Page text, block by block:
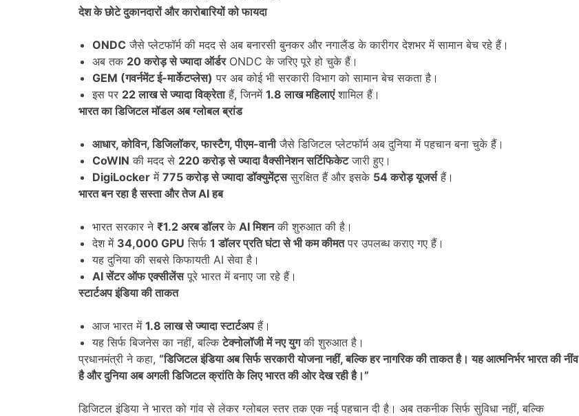
देश के छोटे दुकानदारों और कारोबारियों को फायदा
ONDC जैसे प्लेटफॉर्म की मदद से अब बनारसी बुनकर और नगालैंड के कारीगर देशभर में सामान बेच रहे हैं।
अब तक 20करोड़ से ज्यादा ऑर्डरONDC के जरिए पूरे हो चुके हैं।
GEM (गवर्नमेंट ई-मार्केटप्लेस) पर अब कोई भी सरकारी विभाग को सामान बेच सकता है।
इस पर 22लाख से ज्यादा विक्रेताहैं, जिनमें 1.8लाख महिलाएंशामिल हैं।
भारत का डिजिटल मॉडल अब ग्लोबल ब्रांड
आधार,कोविन,डिजिलॉकर,फास्टैग,पीएम-वानीजैसे डिजिटल प्लेटफॉर्म अब दुनिया में पहचान बना चुके हैं।
CoWIN की मदद से 220करोड़ से ज्यादा वैक्सीनेशन सर्टिफिकेटजारी हुए।
DigiLocker में 775करोड़ से ज्यादा डॉक्युमेंट्ससुरक्षित हैं और इसके 54करोड़ यूजर्सहैं।
भारत बन रहा है सस्ता और तेज AIहब
भारत सरकार ने ₹1.2 अरब डॉलरके AIमिशनकी शुरुआत की है।
देश में 34,000 GPU सिर्फ 1डॉलर प्रति घंटा से भी कम कीमतपर उपलब्ध कराए गए हैं।
यह दुनिया की सबसे किफायती AI सेवा है।
AIसेंटर ऑफ एक्सीलेंसपूरे भारत में बनाए जा रहे हैं।
स्टार्टअप इंडिया की ताकत
आज भारत में 1.8लाख से ज्यादा स्टार्टअपहैं।
यह सिर्फ बिजनेस का नहीं, बल्किटेक्नोलॉजी में नए युगकी शुरुआत है।
प्रधानमंत्री ने कहा, “डिजिटल इंडिया अब सिर्फ सरकारी योजना नहीं,बल्कि हर नागरिक की ताकत है। यह आत्मनिर्भर भारत की नींव
है और दुनिया अब अगली डिजिटल क्रांति के लिए भारत की ओर देख रही है।”
डिजिटल इंडिया ने भारत को गांव से लेकर ग्लोबल स्तर तक एक नई पहचान दी है। अब तकनीक सिर्फ सुविधा नहीं, बल्कि